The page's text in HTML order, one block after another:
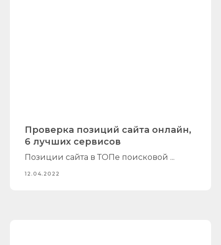
Проверка позиций сайта онлайн,
6 лучших сервисов
Позиции сайта в ТОПе поисковой ...
12.04.2022